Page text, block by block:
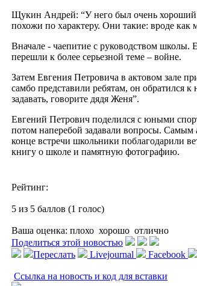
Щукин Андрей: “У него был очень
похожи по характеру. Они такие: вроде
Вначале - чаепитие с руководством школы.
перешли к более серьезной теме – войне.
Затем Евгения Петровича в актовом зале
самбо представили ребятам, он обратился
задавать, говорите дядя Женя”.
Евгений Петрович поделился с юными
потом наперебой задавали вопросы.
конце встречи школьники поблагодарили
книгу о школе и памятную фотографию.
Рейтинг:
5 из 5 баллов (1 голос)
Ваша оценка: плохо хорошо отлично
Поделиться этой новостью
Переслать
Livejournal Facebook
Ссылка на новость и код для вставки